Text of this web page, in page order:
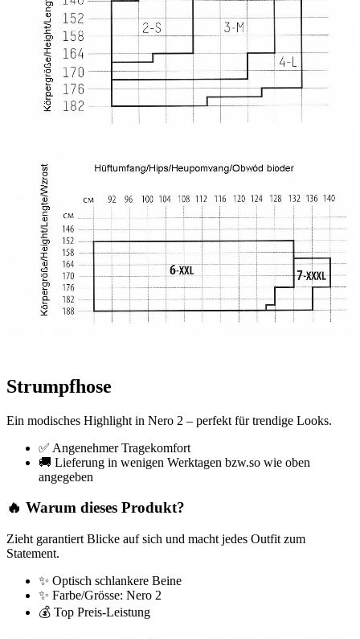
Strumpfhose
Ein modisches Highlight in Nero 2 – perfekt für trendige Looks.
✅ Angenehmer Tragekomfort
🚚 Lieferung in wenigen Werktagen bzw.so wie oben
angegeben
🔥 Warum dieses Produkt?
Zieht garantiert Blicke auf sich und macht jedes Outfit zum
Statement.
✨ Optisch schlankere Beine
✨ Farbe/Grösse: Nero 2
💰 Top Preis-Leistung